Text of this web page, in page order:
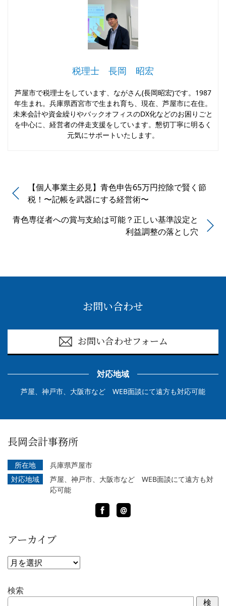
税理士 長岡 昭宏
芦屋市で税理士をしています、ながさん(長岡昭宏)です。1987
年生まれ。兵庫県西宮市で生まれ育ち、現在、芦屋市に在住。
未来会計や資金繰りやバックオフィスのDX化などのお困りごと
を中心に、経営者の伴走支援をしています。懇切丁寧に明るく
元気にサポートいたします。
【個人事業主必見】青色申告65万円控除で賢く節
税！〜記帳を武器にする経営術〜
青色専従者への賞与支給は可能？正しい基準設定と
利益調整の落とし穴
お問い合わせ
お問い合わせフォーム
対応地域
芦屋、神戸市、大阪市など WEB面談にて遠方も対応可能
長岡会計事務所
所在地
兵庫県芦屋市
対応地域
芦屋、神戸市、大阪市など WEB面談にて遠方も対
応可能
Facebook
LINE
@
アーカイブ
ア
カ
イ
検索
検